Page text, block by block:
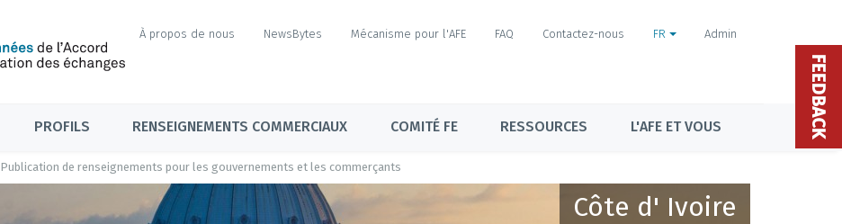
À propos de nous NewsBytes Mécanisme pour l'AFE FAQ Contactez-nous FR Admin
PROFILS RENSEIGNEMENTS COMMERCIAUX COMITÉ FE RESSOURCES L'AFE ET VOUS
Publication de renseignements pour les gouvernements et les commerçants
Côte d' Ivoire
FEEDBACK